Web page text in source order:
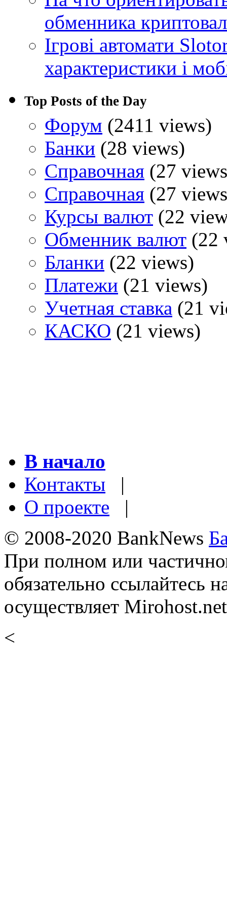
обменника
Ігрові автомати
характеристики і
Top Posts of the Day
Форум (2411 views)
Банки (28 views)
Справочная (27
Справочная (27
Курсы валют (22
Обменник валют (22
Бланки (22 views)
Платежи (21 views)
Учетная ставка (21
КАСКО (21 views)
В начало
Контакты |
О проекте |
© 2008-2020 BankNews
При полном или
обязательно ссылайтесь
осуществляет
<